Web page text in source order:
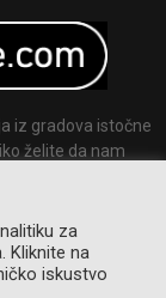
iz gradova istočne
želite da nam
za
Kliknite na
iskustvo